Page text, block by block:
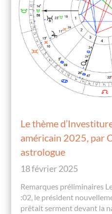
Le thème
américain 2025, par
astrologue
18 février 2025
Remarques préliminaires
:02, le président
prêtait serment devant la